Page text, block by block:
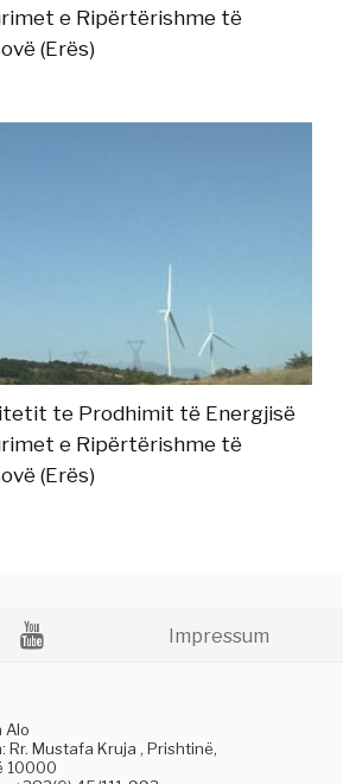
e Ripërtërishme të
(Erës)
te Prodhimit të Energjisë
e Ripërtërishme të
(Erës)
Impressum
Alo
Rr. Mustafa Kruja , Prishtinë,
10000